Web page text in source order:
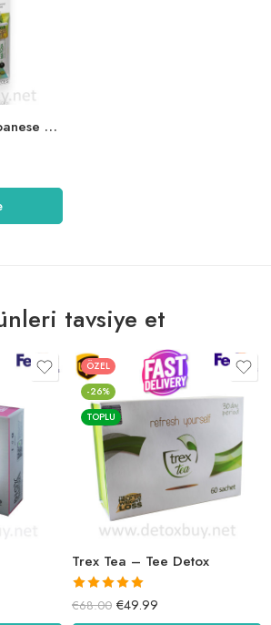
Matcha Premium Japanese – BROMELAİN & Limon Detox Çay
tavsiye et
ÖZEL
-26%
TOPLU
Trex Tea – Tee Detox
5 üzerinden
5.00oy aldı
€68.00 €49.99